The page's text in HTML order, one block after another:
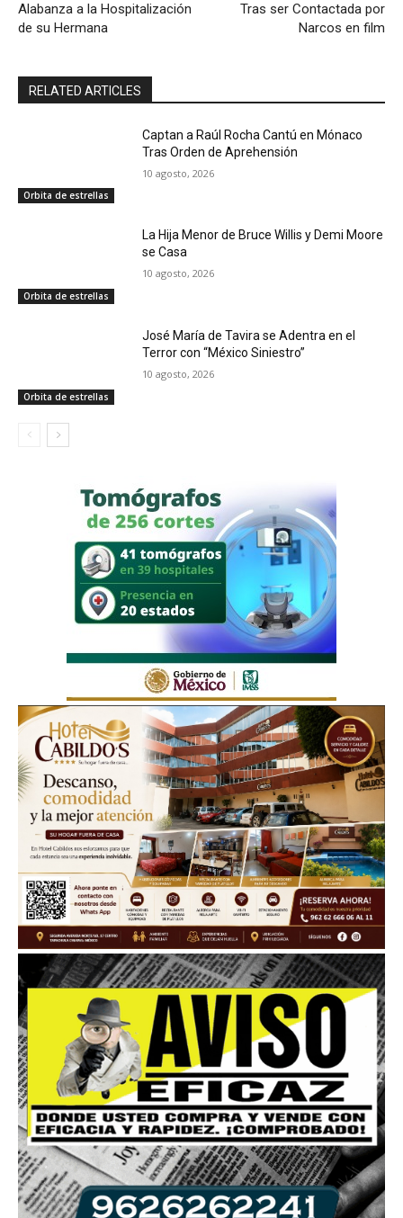
Alabanza a la Hospitalización
de su Hermana
Tras ser Contactada por
Narcos en film
RELATED ARTICLES
Orbita de estrellas
Captan a Raúl Rocha Cantú en Mónaco
Tras Orden de Aprehensión
10 agosto, 2026
Orbita de estrellas
La Hija Menor de Bruce Willis y Demi Moore
se Casa
10 agosto, 2026
Orbita de estrellas
José María de Tavira se Adentra en el
Terror con “México Siniestro”
10 agosto, 2026